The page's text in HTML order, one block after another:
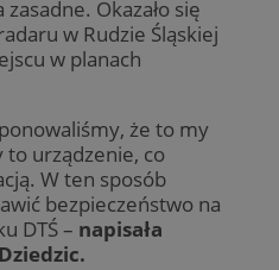
Okazało się
w Rudzie Śląskiej
w planach
że to my
urządzenie, co
W ten sposób
bezpieczeństwo na
DTŚ – napisała